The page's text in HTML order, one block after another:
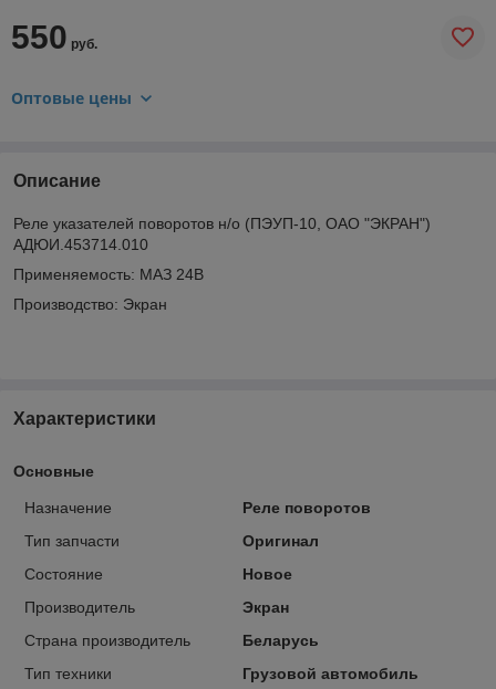
550 руб.
Оптовые цены
Описание
Реле указателей поворотов н/о (ПЭУП-10, ОАО "ЭКРАН")
АДЮИ.453714.010
Применяемость: МАЗ 24В
Производство: Экран
Характеристики
Основные
Назначение
Реле поворотов
Тип запчасти
Оригинал
Состояние
Новое
Производитель
Экран
Страна производитель
Беларусь
Тип техники
Грузовой автомобиль